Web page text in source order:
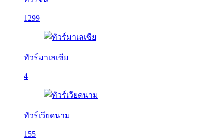
1299
ทัวร์มาเลเซีย
4
ทัวร์เวียดนาม
155